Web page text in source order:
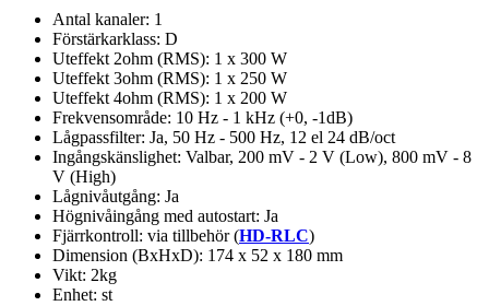
Antal kanaler: 1
Förstärkarklass: D
Uteffekt 2ohm (RMS): 1 x 300 W
Uteffekt 3ohm (RMS): 1 x 250 W
Uteffekt 4ohm (RMS): 1 x 200 W
Frekvensområde: 10 Hz - 1 kHz (+0, -1dB)
Lågpassfilter: Ja, 50 Hz - 500 Hz, 12 el 24 dB/oct
Ingångskänslighet: Valbar, 200 mV - 2 V (Low), 800 mV - 8
V (High)
Lågnivåutgång: Ja
Högnivåingång med autostart: Ja
Fjärrkontroll: via tillbehör (HD-RLC)
Dimension (BxHxD): 174 x 52 x 180 mm
Vikt: 2kg
Enhet: st